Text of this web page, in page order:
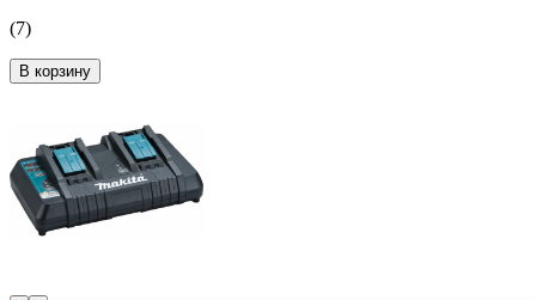
(7)
В корзину